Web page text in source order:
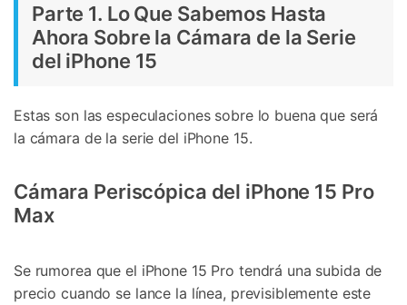
Parte 1. Lo Que Sabemos Hasta
Ahora Sobre la Cámara de la Serie
del iPhone 15
Estas son las especulaciones sobre lo buena que será
la cámara de la serie del iPhone 15.
Cámara Periscópica del iPhone 15 Pro
Max
Se rumorea que el iPhone 15 Pro tendrá una subida de
precio cuando se lance la línea, previsiblemente este